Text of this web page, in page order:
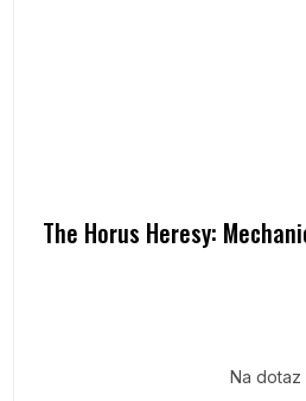
The Horus Heresy:
Na dotaz